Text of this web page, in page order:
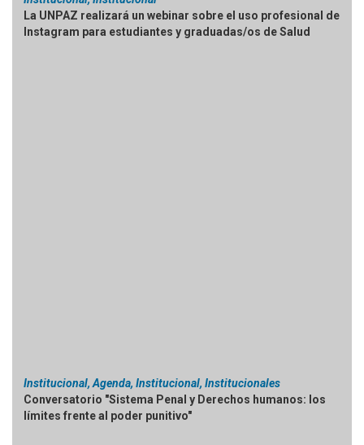
La UNPAZ realizará un webinar sobre el uso profesional de
Instagram para estudiantes y graduadas/os de Salud
Institucional, Agenda, Institucional, Institucionales
Conversatorio "Sistema Penal y Derechos humanos: los
límites frente al poder punitivo"